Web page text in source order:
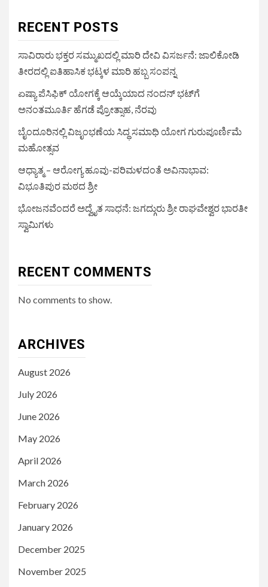
RECENT POSTS
ಸಾವಿರಾರು ಭಕ್ತರ ಸಮ್ಮುಖದಲ್ಲಿ ಮಾರಿ ದೇವಿ ವಿಸರ್ಜನೆ: ಜಾಲಿಕೋಡಿ
ತೀರದಲ್ಲಿ ಐತಿಹಾಸಿಕ ಭಟ್ಕಳ ಮಾರಿ ಹಬ್ಬ ಸಂಪನ್ನ
ಏಷ್ಯಾ ಪೆಸಿಫಿಕ್ ಯೋಗಕ್ಕೆ ಆಯ್ಕೆಯಾದ ನಂದನ್ ಭಟ್‌ಗೆ
ಅನಂತಮೂರ್ತಿ ಹೆಗಡೆ ಪ್ರೋತ್ಸಾಹ, ನೆರವು
ಬೈಂದೂರಿನಲ್ಲಿ ವಿಜೃಂಭಣೆಯ ಸಿದ್ಧ ಸಮಾಧಿ ಯೋಗ ಗುರುಪೂರ್ಣಿಮೆ
ಮಹೋತ್ಸವ
ಆಧ್ಯಾತ್ಮ – ಆರೋಗ್ಯ ಹೂವು-ಪರಿಮಳದಂತೆ ಅವಿನಾಭಾವ:
ವಿಭೂತಿಪುರ ಮಠದ ಶ್ರೀ
ಭೋಜನವೆಂದರೆ ಅದ್ವೈತ ಸಾಧನೆ: ಜಗದ್ಗುರು ಶ್ರೀ ರಾಘವೇಶ್ವರ ಭಾರತೀ
ಸ್ವಾಮಿಗಳು
RECENT COMMENTS
No comments to show.
ARCHIVES
August 2026
July 2026
June 2026
May 2026
April 2026
March 2026
February 2026
January 2026
December 2025
November 2025